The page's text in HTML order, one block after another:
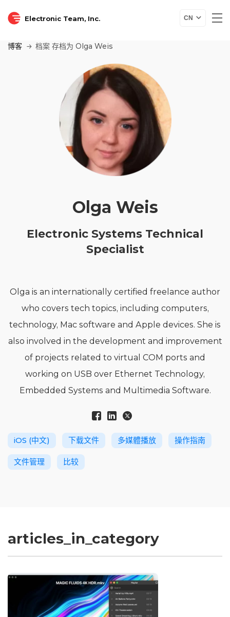
Electronic Team, Inc. CN
博客 档案 存档为 Olga Weis
Olga Weis
Electronic Systems Technical
Specialist
Olga is an internationally certified freelance author
who covers tech topics, including computers,
technology, Mac software and Apple devices. She is
also involved in the development and improvement
of projects related to virtual COM ports and
working on USB over Ethernet Technology,
Embedded Systems and Multimedia Software.
iOS (中文) 下载文件 多媒體播放 操作指南
文件管理 比较
articles_in_category